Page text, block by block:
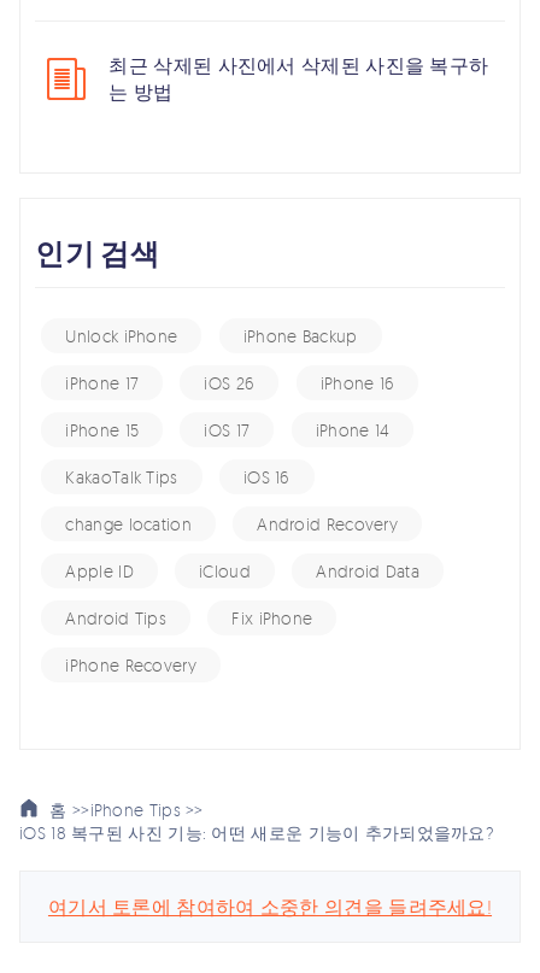
최근 삭제된 사진에서 삭제된 사진을 복구하
는 방법
인기 검색
Unlock iPhone iPhone Backup
iPhone 17 iOS 26 iPhone 16
iPhone 15 iOS 17 iPhone 14
KakaoTalk Tips iOS 16
change location Android Recovery
Apple ID iCloud Android Data
Android Tips Fix iPhone
iPhone Recovery
홈 >>iPhone Tips >>
iOS 18 복구된 사진 기능: 어떤 새로운 기능이 추가되었을까요?
여기서 토론에 참여하여 소중한 의견을 들려주세요!